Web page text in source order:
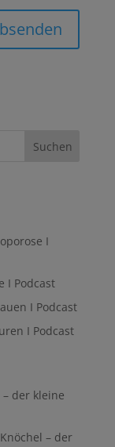
I
I Podcast
I Podcast
I Podcast
der kleine
– der